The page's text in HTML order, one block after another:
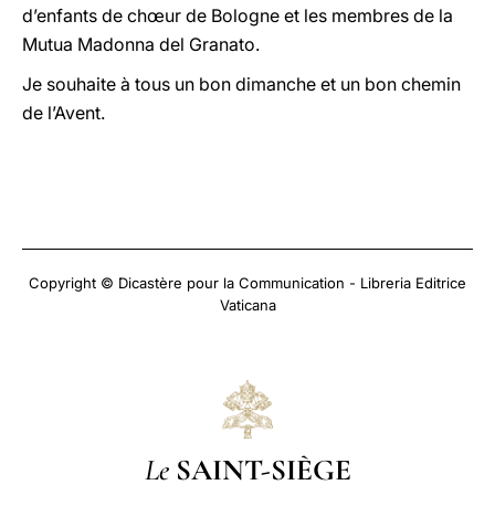
d’enfants de chœur de Bologne et les membres de la
Mutua Madonna del Granato.
Je souhaite à tous un bon dimanche et un bon chemin
de l’Avent.
Copyright © Dicastère pour la Communication - Libreria Editrice
Vaticana
Le SAINT-SIÈGE